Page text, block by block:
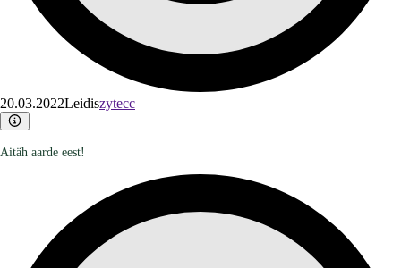
20.03.2022Leidiszytecc
Aitäh aarde eest!